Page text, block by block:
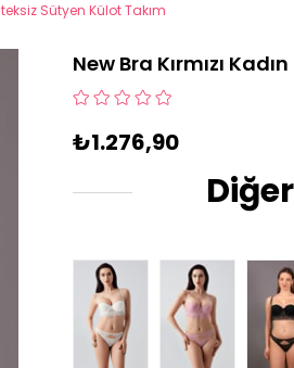
Sütyen Külot Takım
New Bra Kırmızı
₺1.276,90